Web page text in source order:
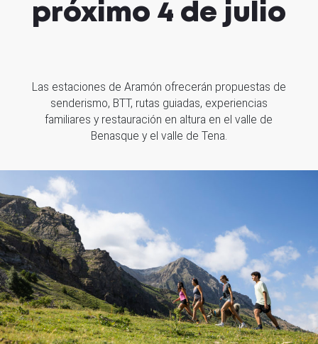
próximo 4 de julio
Las estaciones de Aramón ofrecerán propuestas de
senderismo, BTT, rutas guiadas, experiencias
familiares y restauración en altura en el valle de
Benasque y el valle de Tena.